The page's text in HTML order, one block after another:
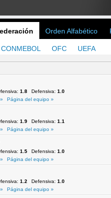
Orden Alfabético
CONMEBOL OFC UEFA
1.8 Defensiva: 1.0
Página del equipo »
1.9 Defensiva: 1.1
Página del equipo »
1.5 Defensiva: 1.0
Página del equipo »
1.2 Defensiva: 1.0
Página del equipo »